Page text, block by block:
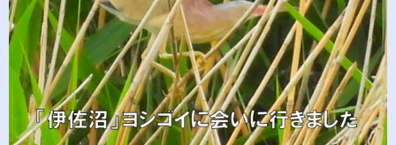
「秋ヶ瀬公園」春の野鳥観察 ～2026年3
月～
2026.03.08
「見沼自然公園」で野鳥観察 ～2026年3
月～
2026.03.02